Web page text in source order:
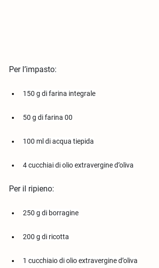
Per l’impasto:
150 g di farina integrale
50 g di farina 00
100 ml di acqua tiepida
4 cucchiai di olio extravergine d’oliva
Per il ripieno:
250 g di borragine
200 g di ricotta
1 cucchiaio di olio extravergine d’oliva